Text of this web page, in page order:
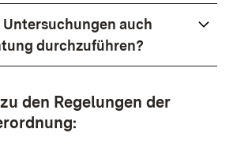
auch
durchzuführen?
den Regelungen der